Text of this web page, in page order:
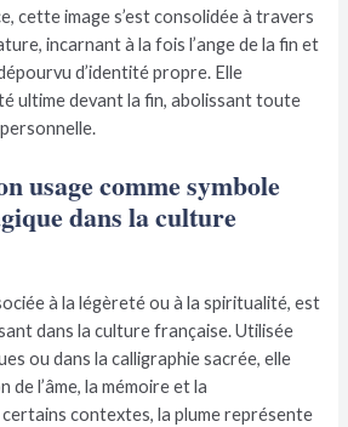
cette image s’est consolidée à travers
incarnant à la fois l’ange de la fin et
d’identité propre. Elle
ultime devant la fin, abolissant toute
usage comme symbole
dans la culture
à la légèreté ou à la spiritualité, est
dans la culture française. Utilisée
ou dans la calligraphie sacrée, elle
de l’âme, la mémoire et la
contextes, la plume représente